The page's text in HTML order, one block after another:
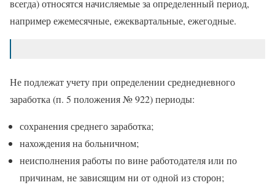
всегда) относятся начисляемые за определенный период,
например ежемесячные, ежеквартальные, ежегодные.
Не подлежат учету при определении среднедневного
заработка (п. 5 положения № 922) периоды:
сохранения среднего заработка;
нахождения на больничном;
неисполнения работы по вине работодателя или по
причинам, не зависящим ни от одной из сторон;